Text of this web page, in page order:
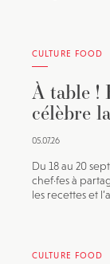
CULTURE FOOD
À table !
célèbre
05.07.26
Du 18 au 20
chef·fes à
les recettes et
CULTURE FOOD